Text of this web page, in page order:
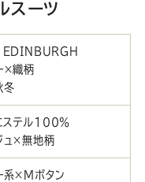
スーツ
】EDINBURGH
×織柄
冬
エステル100％
ュ×無地柄
系×Mボタン